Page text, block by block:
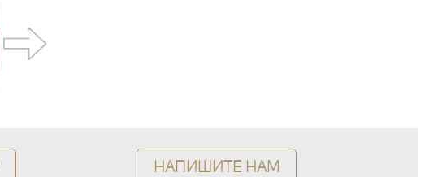
Напишите нам